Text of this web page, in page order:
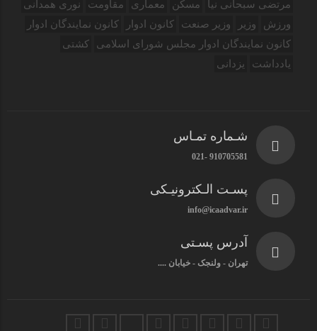
مرتضی سبحانی نیا
مسکن معماری مقاومت
نوری همدانی
ورزش
وزیر وزیر صنعت کانون ادوار
کانون نمایندگان ادوار
کانون نمایندگان ادوار مجلس شورای اسلامی
کشتی
یادداشت
یزدانی
شـماره تمـاس
910705581 -021
پسـت الـکترونیـکی
info@icaadvar.ir
آدرس پسـتی
تهران - ولنجک - خیابان ....